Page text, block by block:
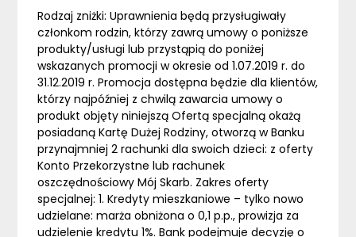
Rodzaj zniżki: Uprawnienia będą przysługiwały
członkom rodzin, którzy zawrą umowy o poniższe
produkty/usługi lub przystąpią do poniżej
wskazanych promocji w okresie od 1.07.2019 r. do
31.12.2019 r. Promocja dostępna będzie dla klientów,
którzy najpóźniej z chwilą zawarcia umowy o
produkt objęty niniejszą Ofertą specjalną okażą
posiadaną Kartę Dużej Rodziny, otworzą w Banku
przynajmniej 2 rachunki dla swoich dzieci: z oferty
Konto Przekorzystne lub rachunek
oszczędnościowy Mój Skarb. Zakres oferty
specjalnej: 1. Kredyty mieszkaniowe – tylko nowo
udzielane: marża obniżona o 0,1 p.p., prowizja za
udzielenie kredytu 1%. Bank podejmuje decyzję o